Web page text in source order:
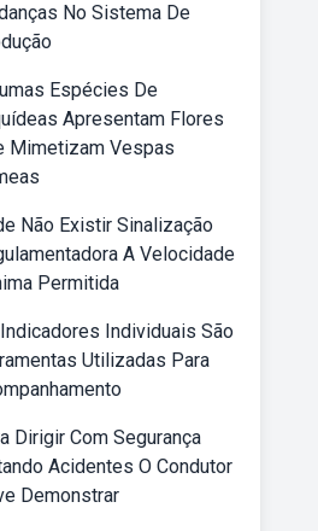
No Sistema De
Espécies De
Apresentam Flores
Mimetizam Vespas
Não Existir Sinalização
A Velocidade
Permitida
Individuais São
Utilizadas Para
Dirigir Com Segurança
Acidentes O Condutor
Demonstrar